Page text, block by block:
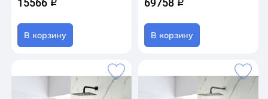
q
В корзину
q
В корзину